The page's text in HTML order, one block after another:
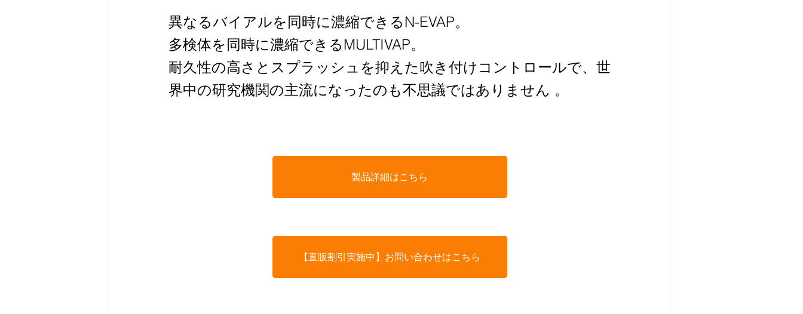
異なるバイアルを同時に濃縮できるN-EVAP。
多検体を同時に濃縮できるMULTIVAP。
耐久性の高さとスプラッシュを抑えた吹き付けコントロールで、世
界中の研究機関の主流になったのも不思議ではありません 。
製品詳細はこちら
【直販割引実施中】お問い合わせはこちら